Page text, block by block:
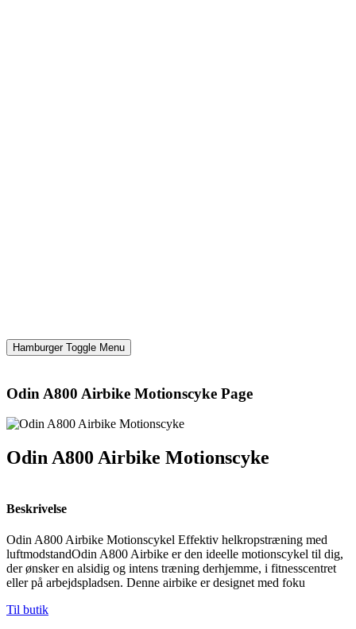
Hamburger Toggle Menu
Odin A800 Airbike Motionscyke Page
Odin A800 Airbike Motionscyke
Beskrivelse
Odin A800 Airbike Motionscykel Effektiv helkropstræning med
luftmodstandOdin A800 Airbike er den ideelle motionscykel til dig,
der ønsker en alsidig og intens træning derhjemme, i fitnesscentret
eller på arbejdspladsen. Denne airbike er designet med foku
Til butik